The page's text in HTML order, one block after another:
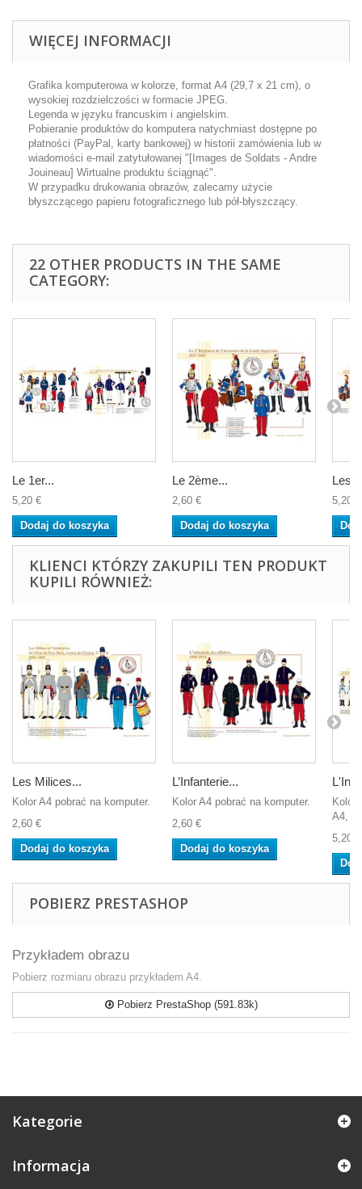
WIĘCEJ INFORMACJI
Grafika komputerowa w kolorze, format A4 (29,7 x 21 cm), o
wysokiej rozdzielczości w formacie JPEG.
Legenda w języku francuskim i angielskim.
Pobieranie produktów do komputera natychmiast dostępne po
płatności (PayPal, karty bankowej) w historii zamówienia lub w
wiadomości e-mail zatytułowanej "[Images de Soldats - Andre
Jouineau] Wirtualne produktu ściągnąć".
W przypadku drukowania obrazów, zalecamy użycie
błyszczącego papieru fotograficznego lub pół-błyszczący.
22 OTHER PRODUCTS IN THE SAME
CATEGORY:
Le 1er...
5,20 €
Dodaj do koszyka
Le 2ème...
2,60 €
Dodaj do koszyka
Les...
5,20 €
KLIENCI KTÓRZY ZAKUPILI TEN PRODUKT
KUPILI RÓWNIEŻ:
Les Milices...
Kolor A4 pobrać na komputer.
2,60 €
Dodaj do koszyka
L’Infanterie...
Kolor A4 pobrać na komputer.
2,60 €
Dodaj do koszyka
A4,
5,20 €
POBIERZ PRESTASHOP
Przykładem obrazu
Pobierz rozmiaru obrazu przykładem A4.
Pobierz PrestaShop (591.83k)
Kategorie
Informacja